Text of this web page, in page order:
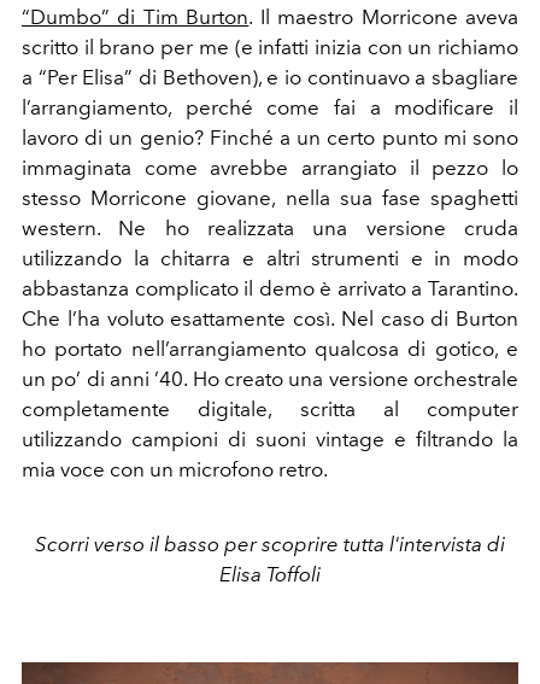
“Dumbo” di Tim Burton. Il maestro Morricone aveva
scritto il brano per me (e infatti inizia con un richiamo
a “Per Elisa” di Bethoven), e io continuavo a sbagliare
l’arrangiamento, perché come fai a modificare il
lavoro di un genio? Finché a un certo punto mi sono
immaginata come avrebbe arrangiato il pezzo lo
stesso Morricone giovane, nella sua fase spaghetti
western. Ne ho realizzata una versione cruda
utilizzando la chitarra e altri strumenti e in modo
abbastanza complicato il demo è arrivato a Tarantino.
Che ’ha voluto esattamente così. Nel caso di Burton
ho portato nell’arrangiamento qualcosa di gotico, e
un po’ di anni ’40. Ho creato una versione orchestrale
completamente digitale, scritta al computer
utilizzando campioni di suoni vintage e filtrando la
mia voce con un microfono retro.
Scorri verso il basso per scoprire tutta l'intervista di
Elisa Toffoli